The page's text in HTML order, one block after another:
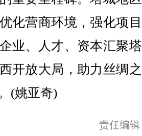
化营商环境，强化项
业、人才、资本汇聚
开放大局，助力丝绸
(姚亚奇)
责任编